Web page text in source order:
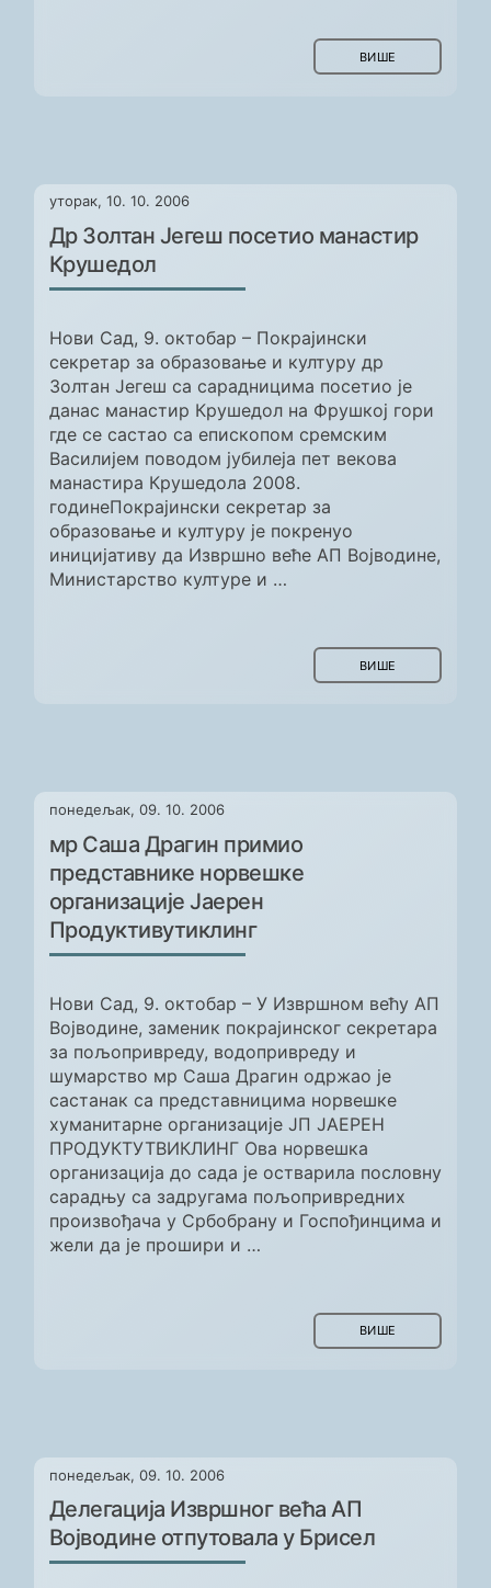
ВИШЕ
уторак, 10. 10. 2006
Др Золтан Јегеш посетио манастир
Крушедол
Нови Сад, 9. октобар – Покрајински
секретар за образовање и културу др
Золтан Јегеш са сарадницима посетио је
данас манастир Крушедол на Фрушкој гори
где се састао са епископом сремским
Василијем поводом јубилеја пет векова
манастира Крушедола 2008.
годинеПокрајински секретар за
образовање и културу је покренуо
иницијативу да Извршно веће АП Војводине,
Министарство културе и …
ВИШЕ
понедељак, 09. 10. 2006
мр Саша Драгин примио
представнике норвешке
организације Јаерен
Продуктивутиклинг
Нови Сад, 9. октобар – У Извршном већу АП
Војводине, заменик покрајинског секретара
за пољопривреду, водопривреду и
шумарство мр Саша Драгин одржао је
састанак са представницима норвешке
хуманитарне организације ЈП ЈАЕРЕН
ПРОДУКТУТВИКЛИНГ Ова норвешка
организација до сада је остварила пословну
сарадњу са задругама пољопривредних
произвођача у Србобрану и Госпођинцима и
жели да је прошири и …
ВИШЕ
понедељак, 09. 10. 2006
Делегација Извршног већа АП
Војводине отпутовала у Брисел